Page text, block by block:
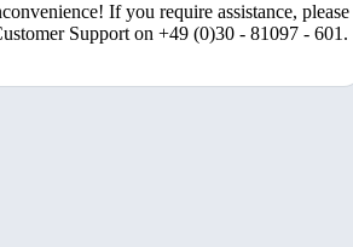
If you require assistance, please
Support on +49 (0)30 - 81097 - 601.